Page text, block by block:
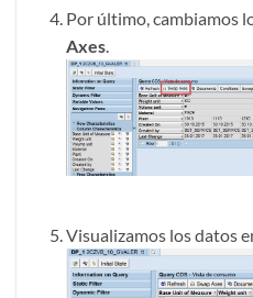
Por último, cambiamos
Axes.
Visualizamos los datos